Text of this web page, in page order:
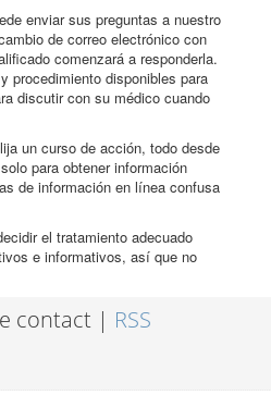
enviar sus preguntas a nuestro
de correo electrónico con
comenzará a responderla.
procedimiento disponibles para
discutir con su médico cuando
un curso de acción, todo desde
para obtener información
de información en línea confusa
el tratamiento adecuado
e informativos, así que no
contact | RSS